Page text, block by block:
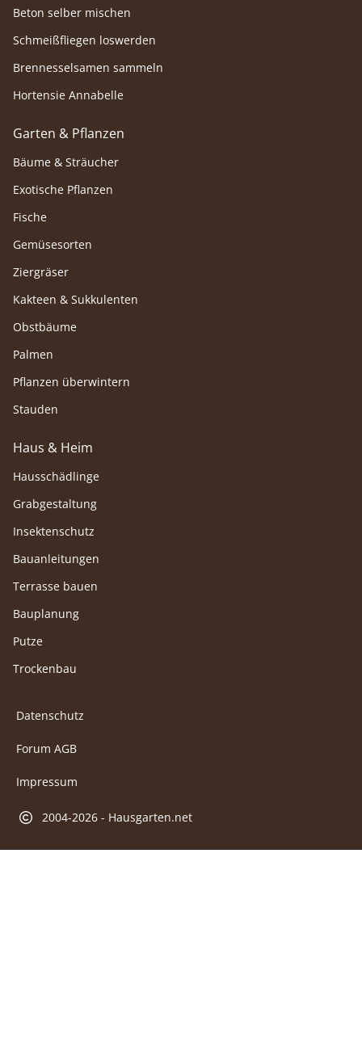
Beton selber mischen
Schmeißfliegen loswerden
Brennesselsamen sammeln
Hortensie Annabelle
Garten & Pflanzen
Bäume & Sträucher
Exotische Pflanzen
Fische
Gemüsesorten
Ziergräser
Kakteen & Sukkulenten
Obstbäume
Palmen
Pflanzen überwintern
Stauden
Haus & Heim
Hausschädlinge
Grabgestaltung
Insektenschutz
Bauanleitungen
Terrasse bauen
Bauplanung
Putze
Trockenbau
Datenschutz
Forum AGB
Impressum
2004-2026 - Hausgarten.net